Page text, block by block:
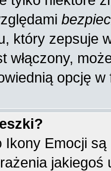
który zepsuje
włączony,
opcję w
Ikony Emocji